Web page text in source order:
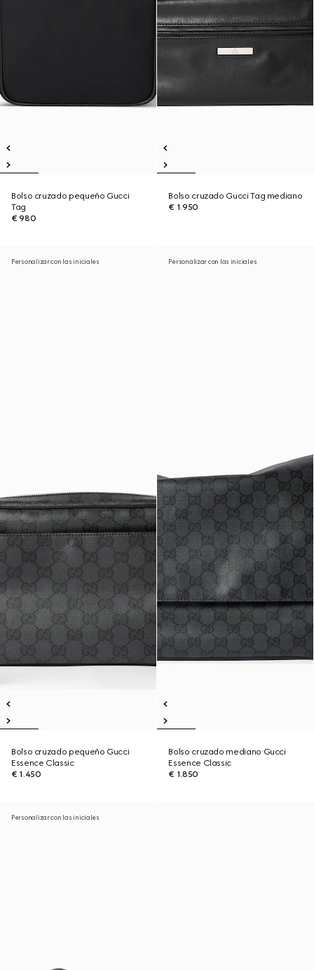
Bolso cruzado pequeño Gucci
Tag
€ 980
Bolso cruzado Gucci Tag mediano
€ 1.950
Personalizar con las iniciales
Bolso cruzado pequeño Gucci
Essence Classic
€ 1.450
Personalizar con las iniciales
Bolso cruzado mediano Gucci
Essence Classic
€ 1.850
Personalizar con las iniciales